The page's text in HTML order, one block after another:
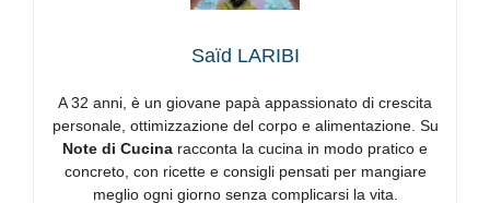
Saïd LARIBI
A 32 anni, è un giovane papà appassionato di crescita
personale, ottimizzazione del corpo e alimentazione. Su
Note di Cucina racconta la cucina in modo pratico e
concreto, con ricette e consigli pensati per mangiare
meglio ogni giorno senza complicarsi la vita.